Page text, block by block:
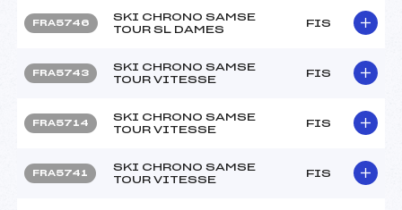
FRA5746
SKI CHRONO SAMSE
TOUR SL DAMES
FIS
FRA5743
SKI CHRONO SAMSE
TOUR VITESSE
FIS
FRA5714
SKI CHRONO SAMSE
TOUR VITESSE
FIS
FRA5741
SKI CHRONO SAMSE
TOUR VITESSE
FIS